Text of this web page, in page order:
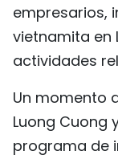
empresarios,
vietnamita en
actividades
Un momento
Luong Cuong
programa de